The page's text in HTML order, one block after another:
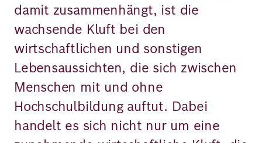
damit zusammenhängt, ist die
wachsende Kluft bei den
wirtschaftlichen und sonstigen
Lebensaussichten, die sich zwischen
Menschen mit und ohne
Hochschulbildung auftut. Dabei
handelt es sich nicht nur um eine